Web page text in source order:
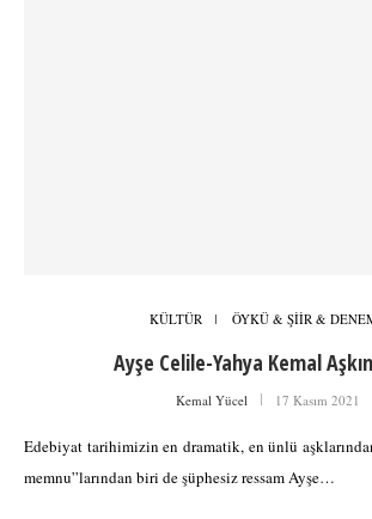
KÜLTÜR ÖYKÜ & ŞİİR &
Ayşe Celile-Yahya Kemal
Kemal Yücel 17 Kasım 2021
Edebiyat tarihimizin en dramatik, en ünlü
memnu”larından biri de şüphesiz ressam Ayşe…